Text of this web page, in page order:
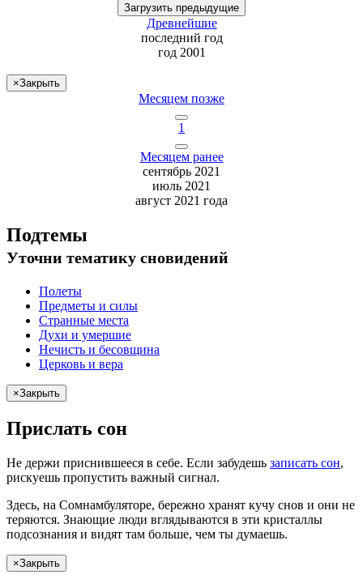
Загрузить предыдущие
Древнейшие
последний год
год 2001
×Закрыть
Месяцем позже
1
Месяцем ранее
сентябрь 2021
июль 2021
август 2021 года
Подтемы
Уточни тематику сновидений
Полеты
Предметы и силы
Странные места
Духи и умершие
Нечисть и бесовщина
Церковь и вера
×Закрыть
Прислать сон
Не держи приснившееся в себе. Если забудешь записать сон,
рискуешь пропустить важный сигнал.
Здесь, на Сомнамбуляторе, бережно хранят кучу снов и они не
теряются. Знающие люди вглядываются в эти кристаллы
подсознания и видят там больше, чем ты думаешь.
×Закрыть